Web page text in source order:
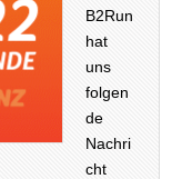
B2Run
hat
uns
folgen
de
Nachri
cht